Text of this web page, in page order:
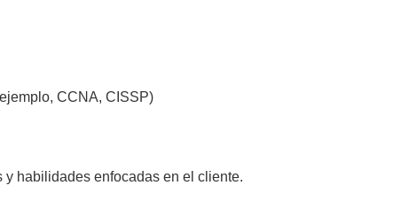
CCNA, CISSP)
habilidades enfocadas en el cliente.